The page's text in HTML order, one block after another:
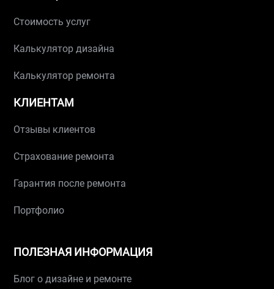
Стоимость услуг
Калькулятор дизайна
Калькулятор ремонта
КЛИЕНТАМ
Отзывы клиентов
Страхование ремонта
Гарантия после ремонта
Портфолио
ПОЛЕЗНАЯ ИНФОРМАЦИЯ
Блог о дизайне и ремонте